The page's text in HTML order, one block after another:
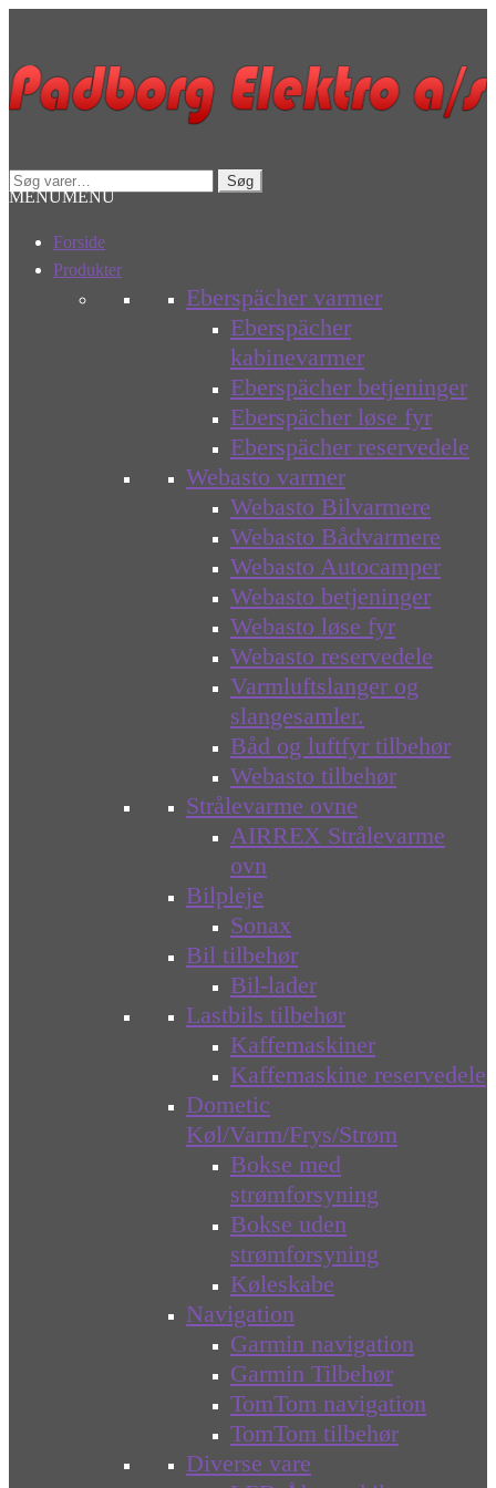
Spring
til
Spring
til
Søg
efter:
Søg
MENUMENU
Forside
Produkter
Eberspächer varmer
Eberspächer
kabinevarmer
Eberspächer betjeninger
Eberspächer løse fyr
Eberspächer reservedele
Webasto varmer
Webasto Bilvarmere
Webasto Bådvarmere
Webasto Autocamper
Webasto betjeninger
Webasto løse fyr
Webasto reservedele
Varmluftslanger og
slangesamler.
Båd og luftfyr tilbehør
Webasto tilbehør
Strålevarme ovne
AIRREX Strålevarme
ovn
Bilpleje
Sonax
Bil tilbehør
Bil-lader
Lastbils tilbehør
Kaffemaskiner
Kaffemaskine reservedele
Dometic
Køl/Varm/Frys/Strøm
Bokse med
strømforsyning
Bokse uden
strømforsyning
Køleskabe
Navigation
Garmin navigation
Garmin Tilbehør
TomTom navigation
TomTom tilbehør
Diverse vare